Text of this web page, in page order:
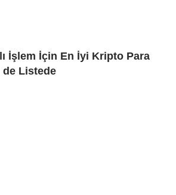
İşlem İçin En İyi Kripto Para
de Listede